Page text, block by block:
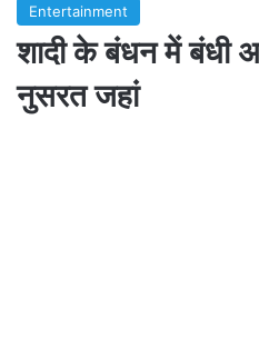
Entertainment
शादी के बंधन में बंधी
नुसरत जहां